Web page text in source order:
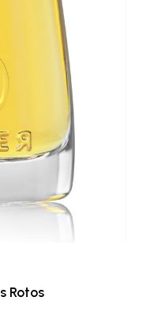
Rotos